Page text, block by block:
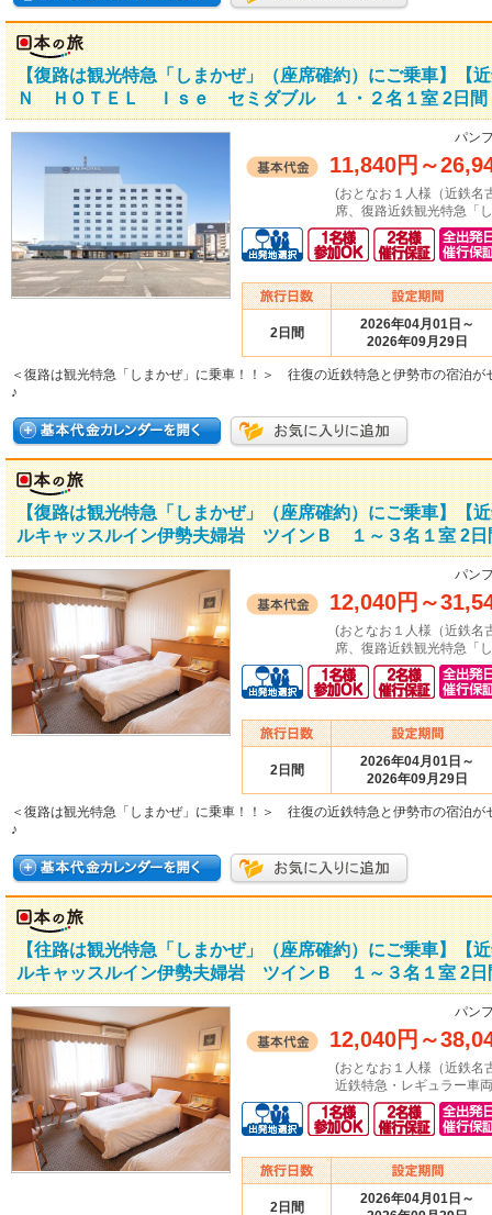
【復路は観光特急「しまかぜ」（座席確約）にご乗車】【
Ｎ ＨＯＴＥＬ Ｉｓｅ セミダブル １・２名１室 2日間
パン
11,840円 ～
(おとなお１人様（近鉄名
席、復路近鉄観光特急「
2日間
2026年04月01日～
2026年09月29日
＜復路は観光特急「しまかぜ」に乗車！！＞ 往復の近鉄特急と伊勢市の宿泊が
♪
【復路は観光特急「しまかぜ」（座席確約）にご乗車】【
ルキャッスルイン伊勢夫婦岩 ツインＢ １～３名１室 2日
パン
12,040円 ～
(おとなお１人様（近鉄名
席、復路近鉄観光特急「
2日間
2026年04月01日～
2026年09月29日
＜復路は観光特急「しまかぜ」に乗車！！＞ 往復の近鉄特急と伊勢市の宿泊が
♪
【往路は観光特急「しまかぜ」（座席確約）にご乗車】【
ルキャッスルイン伊勢夫婦岩 ツインＢ １～３名１室 2日
パン
12,040円 ～
(おとなお１人様（近鉄名
近鉄特急・レギュラー車
2日間
2026年04月01日～